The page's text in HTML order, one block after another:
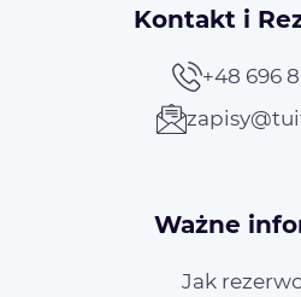
Kontakt i
+48 696
Ważne
Jak